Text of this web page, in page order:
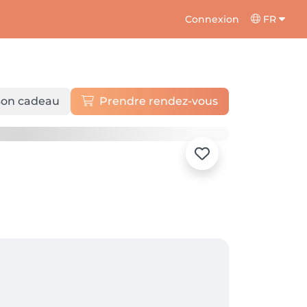
Connexion FR
cadeau Prendre rendez-vous